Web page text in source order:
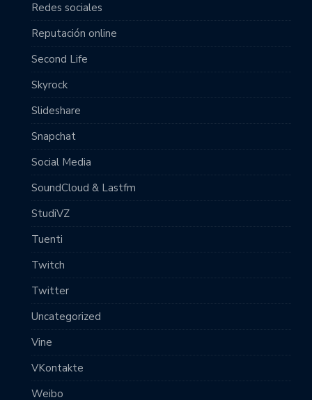
Redes sociales
Reputación online
Second Life
Skyrock
Slideshare
Snapchat
Social Media
SoundCloud & Lastfm
StudiVZ
Tuenti
Twitch
Twitter
Uncategorized
Vine
VKontakte
Weibo